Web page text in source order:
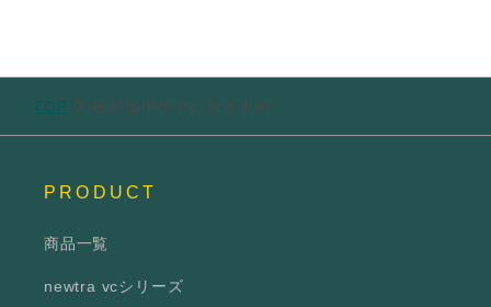
TOP 夜の集中ケアにおすすめ
PRODUCT
商品一覧
newtra vcシリーズ